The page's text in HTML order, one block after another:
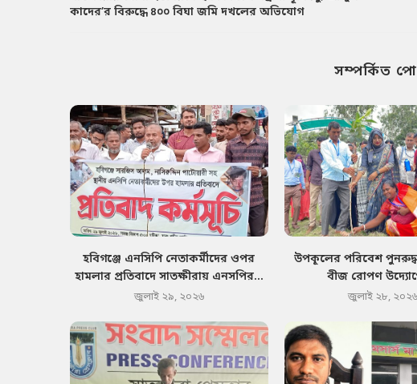
কাদের’র বিরুদ্ধে ৪০০ বিঘা জমি দখলের অভিযোগ
সম্পর্কিত
হবিগঞ্জে এনসিপি নেতাকর্মীদের ওপর
হামলার প্রতিবাদে সাতক্ষীরায় এনসপির...
জুলাই ২৯, ২০২৬
উপকূলের পরিবেশ
বীজ রোপণ
জুলাই ২৮, ২০২৬